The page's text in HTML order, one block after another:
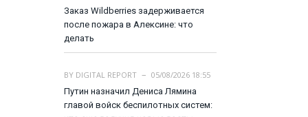
Заказ Wildberries задерживается
после пожара в Алексине: что
делать
BY DIGITAL REPORT
05/08/2026 18:55
Путин назначил Дениса Лямина
главой войск беспилотных систем: